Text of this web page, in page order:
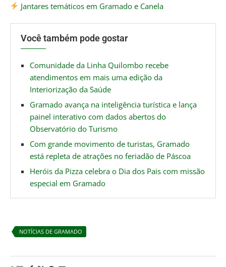
Jantares temáticos em Gramado e Canela
Você também pode gostar
Comunidade da Linha Quilombo recebe
atendimentos em mais uma edição da
Interiorização da Saúde
Gramado avança na inteligência turística e lança
painel interativo com dados abertos do
Observatório do Turismo
Com grande movimento de turistas, Gramado
está repleta de atrações no feriadão de Páscoa
Heróis da Pizza celebra o Dia dos Pais com missão
especial em Gramado
NOTÍCIAS DE GRAMADO